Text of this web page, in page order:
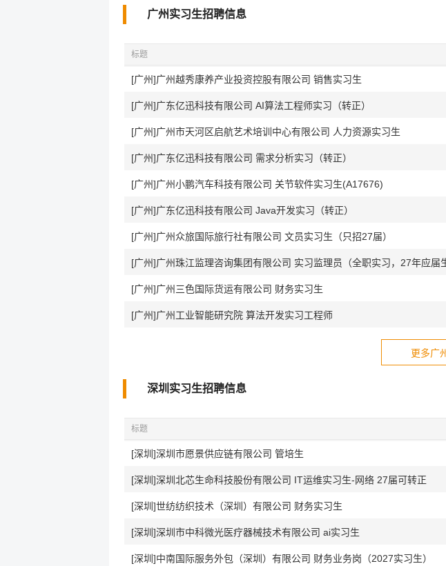
广州实习生招聘信息
标题
[广州]广州越秀康养产业投资控股有限公司 销售实习生
[广州]广东亿迅科技有限公司 AI算法工程师实习（转正）
[广州]广州市天河区启航艺术培训中心有限公司 人力资源实习生
[广州]广东亿迅科技有限公司 需求分析实习（转正）
[广州]广州小鹏汽车科技有限公司 关节软件实习生(A17676)
[广州]广东亿迅科技有限公司 Java开发实习（转正）
[广州]广州众旅国际旅行社有限公司 文员实习生（只招27届）
[广州]广州珠江监理咨询集团有限公司 实习监理员（全职实习，27年应届
[广州]广州三色国际货运有限公司 财务实习生
[广州]广州工业智能研究院 算法开发实习工程师
更多广
深圳实习生招聘信息
标题
[深圳]深圳市愿景供应链有限公司 管培生
[深圳]深圳北芯生命科技股份有限公司 IT运维实习生-网络 27届可转正
[深圳]世纺纺织技术（深圳）有限公司 财务实习生
[深圳]深圳市中科微光医疗器械技术有限公司 ai实习生
[深圳]中南国际服务外包（深圳）有限公司 财务业务岗（2027实习生）